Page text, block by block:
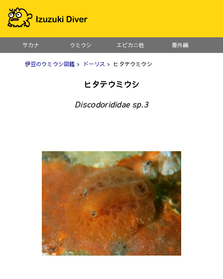
サカナ ウミウシ エビカニ他 番外編
伊豆のウミウシ図鑑 > ドーリス > ヒタテウミウシ
ヒタテウミウシ
Discodorididae sp.3